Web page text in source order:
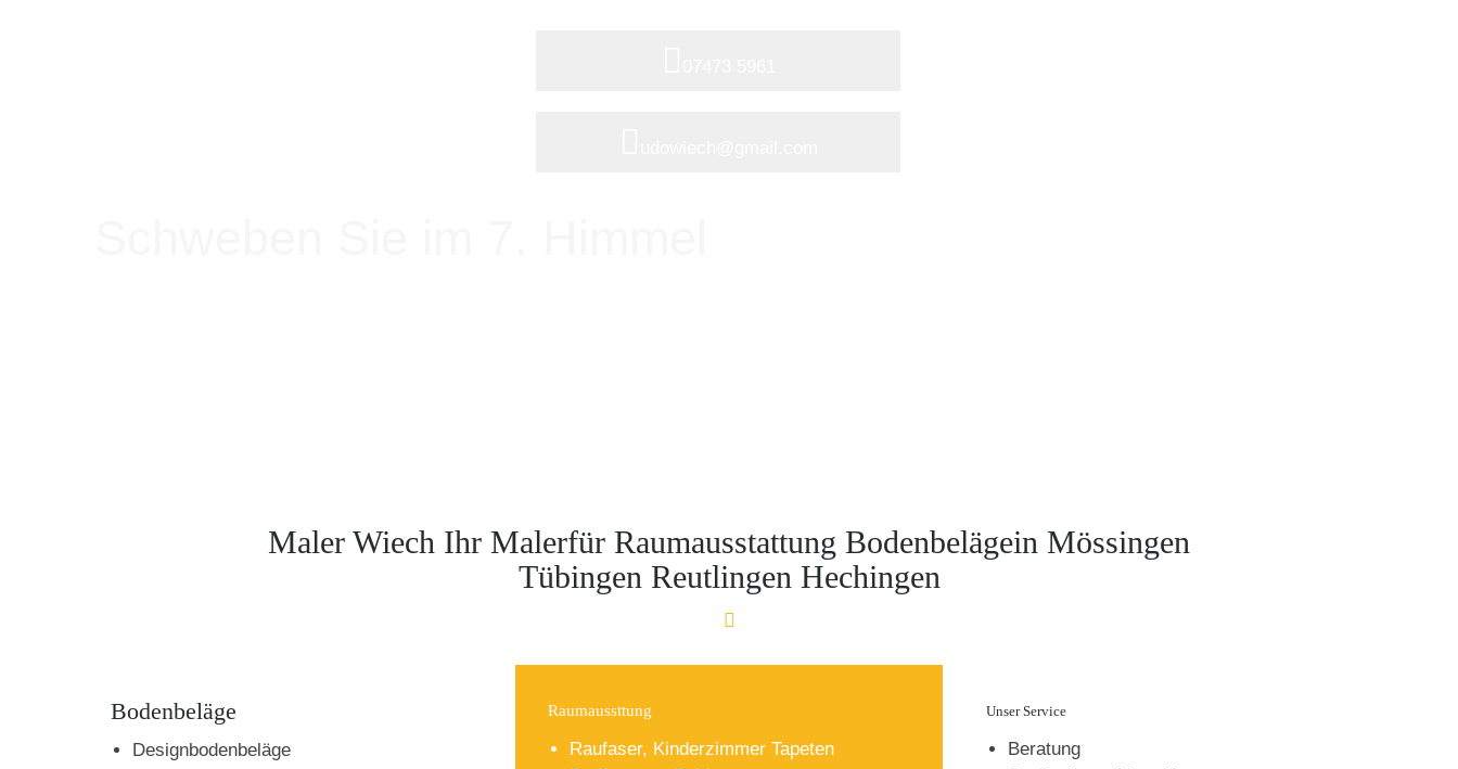
Maler Wiech Ihr Malerfür Raumausstattung Bodenbelägein Mössingen
Tübingen Reutlingen Hechingen
Bodenbeläge
Designbodenbeläge
Raumaussttung
Raufaser, Kinderzimmer Tapeten
Unser Service
Beratung